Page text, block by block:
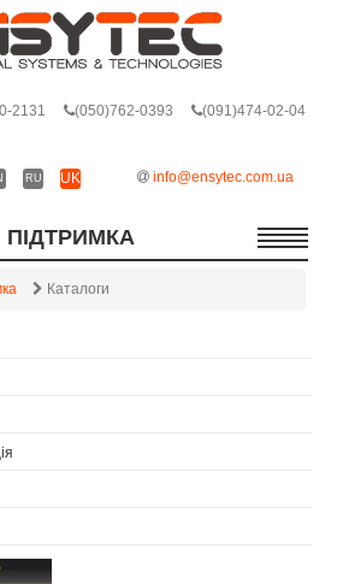
(091)474-02-04
(050)762-0393
2131
info@ensytec.com.ua
UK
RU
ПІДТРИМКА
Каталоги